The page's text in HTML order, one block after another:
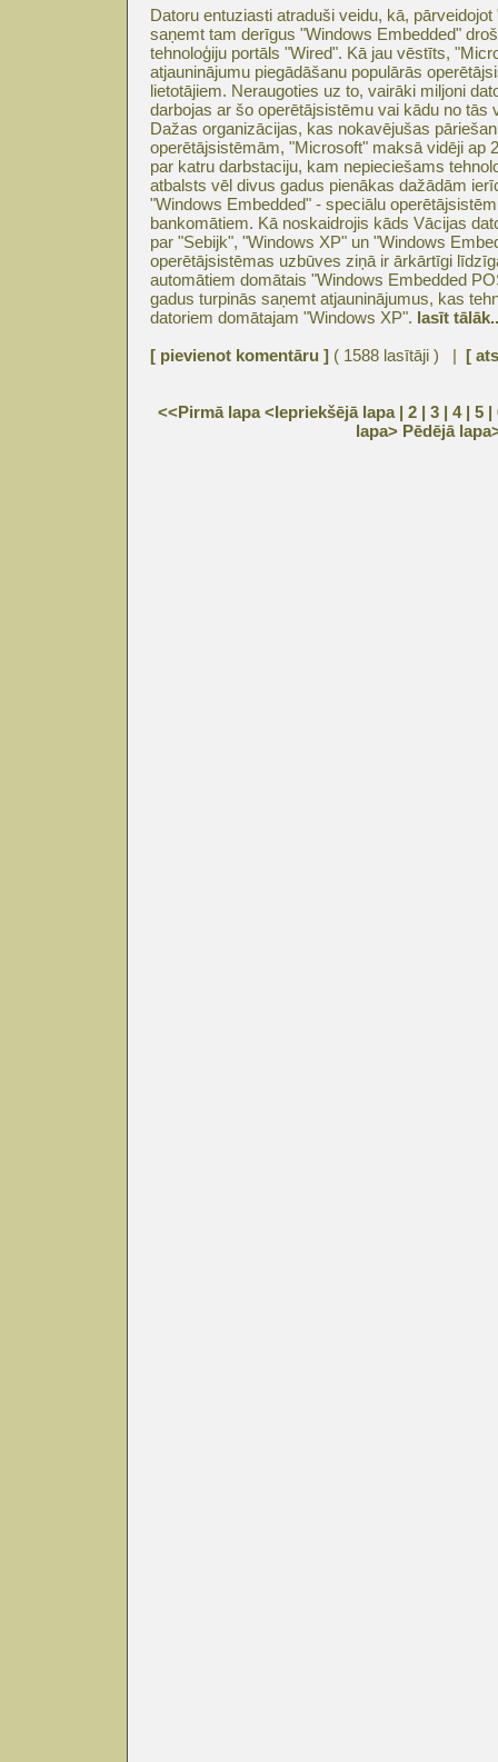
Datoru entuziasti atraduši veidu, kā,
saņemt tam derīgus "Windows Embedded"
tehnoloģiju portāls "Wired". Kā jau vēstīts,
atjauninājumu piegādāšanu populārās
lietotājiem. Neraugoties uz to, vairāki miljoni
darbojas ar šo operētājsistēmu vai kādu no tās
Dažas organizācijas, kas nokavējušas
operētājsistēmām, "Microsoft" maksā vidēji ap
par katru darbstaciju, kam nepieciešams
atbalsts vēl divus gadus pienākas dažādām
"Windows Embedded" - speciālu
bankomātiem. Kā noskaidrojis kāds Vācijas
par "Sebijk", "Windows XP" un "Windows
operētājsistēmas uzbūves ziņā ir ārkārtīgi
automātiem domātais "Windows Embedded
gadus turpinās saņemt atjauninājumus, kas
datoriem domātajam "Windows XP". lasīt
[ pievienot komentāru ] ( 1588 lasītāji ) | [
<<Pirmā lapa<Iepriekšējā lapa | 2 | 3| 4| 5|
lapa> Pēdējā